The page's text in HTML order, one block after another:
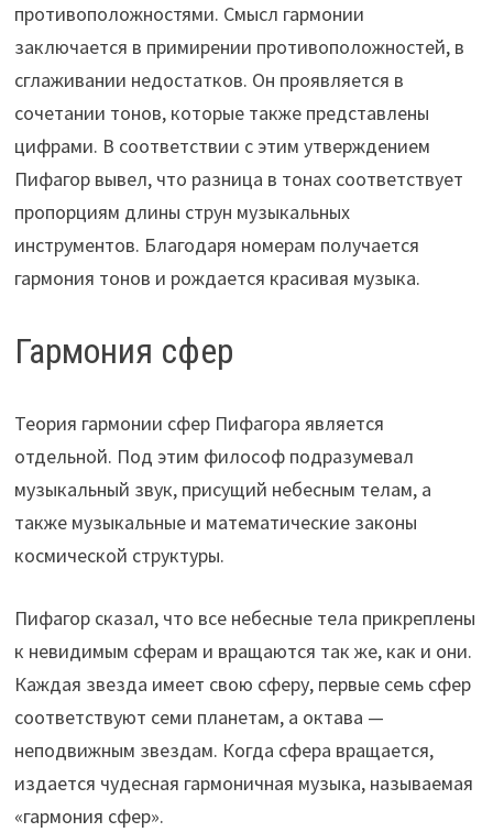
противоположностями. Смысл гармонии
заключается в примирении противоположностей, в
сглаживании недостатков. Он проявляется в
сочетании тонов, которые также представлены
цифрами. В соответствии с этим утверждением
Пифагор вывел, что разница в тонах соответствует
пропорциям длины струн музыкальных
инструментов. Благодаря номерам получается
гармония тонов и рождается красивая музыка.
Гармония сфер
Теория гармонии сфер Пифагора является
отдельной. Под этим философ подразумевал
музыкальный звук, присущий небесным телам, а
также музыкальные и математические законы
космической структуры.
Пифагор сказал, что все небесные тела прикреплены
к невидимым сферам и вращаются так же, как и они.
Каждая звезда имеет свою сферу, первые семь сфер
соответствуют семи планетам, а октава —
неподвижным звездам. Когда сфера вращается,
издается чудесная гармоничная музыка, называемая
«гармония сфер».